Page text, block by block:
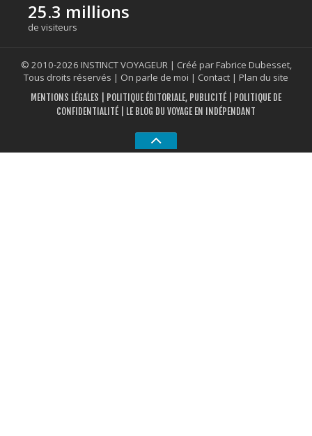
25.3 millions
de visiteurs
© 2010-2026 INSTINCT VOYAGEUR | Créé par Fabrice Dubesset,
Tous droits réservés | On parle de moi | Contact | Plan du site
MENTIONS LÉGALES POLITIQUE ÉDITORIALE, PUBLICITÉ
POLITIQUE DE
CONFIDENTIALITÉ | LE BLOG DU VOYAGE EN INDÉPENDANT